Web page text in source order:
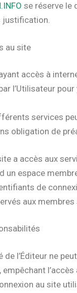
se réserve le
justification.
au site
accès à
l’Utilisateur
services
obligation de
a accès aux
un espace
de
aux
de l’Éditeur ne
au site